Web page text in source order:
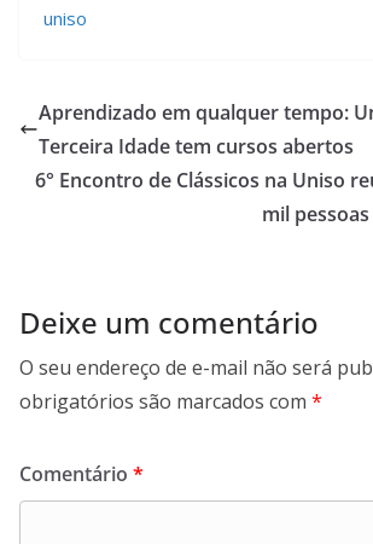
uniso
Aprendizado em qualquer tempo:
Terceira Idade tem cursos abertos
6° Encontro de Clássicos na Uniso
mil
Deixe um comentário
O seu endereço de e-mail não será
obrigatórios são marcados com *
Comentário *